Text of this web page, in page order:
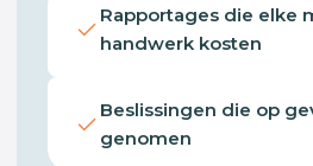
Rapportages die elke
handwerk kosten
Beslissingen die op
genomen